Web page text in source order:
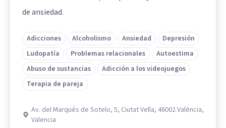
de ansiedad.
Adicciones Alcoholismo Ansiedad
Depresión
Ludopatía
Problemas relacionales
Autoestima
Abuso de sustancias
Adicción a los videojuegos
Terapia de pareja
Av. del Marqués de Sotelo, 5, Ciutat Vella, 46002 València,
Valencia